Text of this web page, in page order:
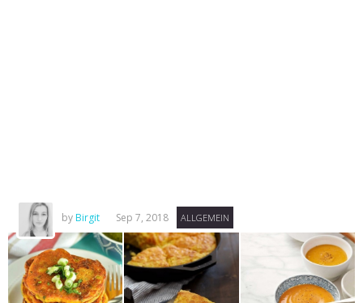
by Birgit Sep 7, 2018 ALLGEMEIN